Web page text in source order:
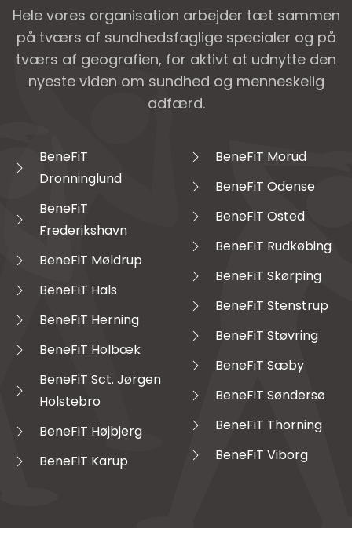
Hele vores organisation arbejder tæt sammen
på tværs af sundhedsfaglige specialer og på
tværs af geografien, for aktivt at udnytte den
nyeste viden om sundhed og menneskelig
adfærd.
BeneFiT
Dronninglund
BeneFiT
Frederikshavn
BeneFiT Møldrup
BeneFiT Hals
BeneFiT Herning
BeneFiT Holbæk
BeneFiT Sct. Jørgen
Holstebro
BeneFiT Højbjerg
BeneFiT Karup
BeneFiT Morud
BeneFiT Odense
BeneFiT Osted
BeneFiT Rudkøbing
BeneFiT Skørping
BeneFiT Stenstrup
BeneFiT Støvring
BeneFiT Sæby
BeneFiT Søndersø
BeneFiT Thorning
BeneFiT Viborg